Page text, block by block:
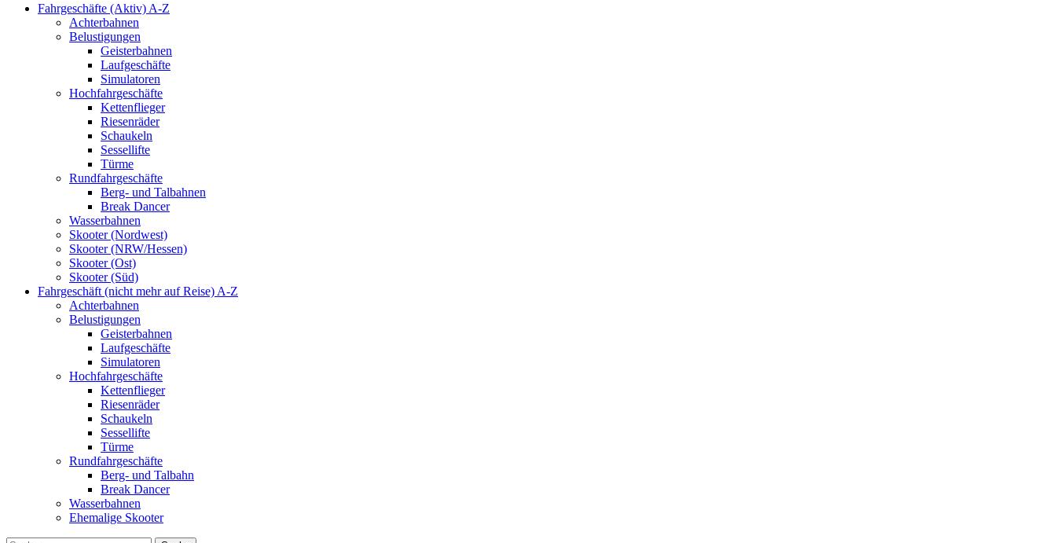
Fahrgeschäfte (Aktiv) A-Z
Achterbahnen
Belustigungen
Geisterbahnen
Laufgeschäfte
Simulatoren
Hochfahrgeschäfte
Kettenflieger
Riesenräder
Schaukeln
Sessellifte
Türme
Rundfahrgeschäfte
Berg- und Talbahnen
Break Dancer
Wasserbahnen
Skooter (Nordwest)
Skooter (NRW/Hessen)
Skooter (Ost)
Skooter (Süd)
Fahrgeschäft (nicht mehr auf Reise) A-Z
Achterbahnen
Belustigungen
Geisterbahnen
Laufgeschäfte
Simulatoren
Hochfahrgeschäfte
Kettenflieger
Riesenräder
Schaukeln
Sessellifte
Türme
Rundfahrgeschäfte
Berg- und Talbahn
Break Dancer
Wasserbahnen
Ehemalige Skooter